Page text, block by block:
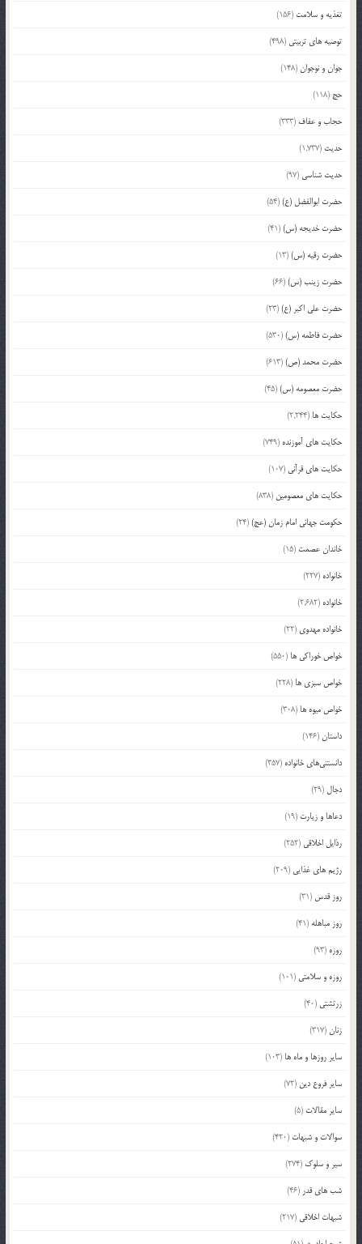
تغذیه و سلامت (156)
توصیه های تربیتی (498)
جوان و نوجوان (148)
حج (118)
حجاب و عفاف (333)
حدیث (1,737)
حدیث شناسی (97)
حضرت ابوالفضل (ع)(54)
حضرت خدیجه (س)(41)
حضرت رقیه (س)(13)
حضرت زینب (س)(66)
حضرت علی اکبر (ع)(23)
حضرت فاطمه (س)(530)
حضرت محمد (ص)(613)
حضرت معصومه (س)(45)
حکایت ها (2,244)
حکایت های آموزنده (749)
حکایت های قرآنی (107)
حکایت های معصومین (838)
حکومت جهانی امام زمان (عج)(24)
خاندان عصمت (15)
خانواده (227)
خانواده (2,682)
خانواده مهدوی (22)
خواص خوراکی ها (550)
خواص سبزی ها (228)
خواص میوه ها (308)
داستان (146)
دانستنی‌های خانواده (357)
دجال (29)
دعاها و زیارت (19)
رذایل اخلاقی (252)
رژیم های غذایی (209)
روز قدس (31)
روز مباهله (41)
روزه (93)
روزه و سلامتی (101)
زرتشتی (40)
زنان (317)
سایر روزها و ماه ها (103)
سایر فروع دین (72)
سایر مقالات (5)
سوالات و شبهات (420)
سیر و سلوک (274)
شب های قدر (46)
شبهات اخلاقی (217)